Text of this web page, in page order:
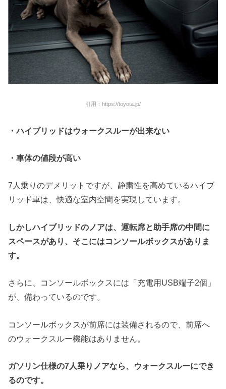
引用：https://toyota.jp/
・ハイブリッドはウォークスルーが出来ない
・車体の値段が高い
7人乗りのデメリットですが、静粛性を高めているハイブ
リッド車は、快適な室内空間を実現しています。
しかしハイブリッドのノアは、運転席と助手席の中間に
スペースがあり、そこにはコンソールボックスがありま
す。
さらに、コンソールボックスには「充電用USB端子2個」
が、備わっているのです。
コンソールボックスが前席には装備されるので、前席へ
のウォークスルー機能はありません。
ガソリン仕様の7人乗りノアなら、ウォークスルーにでき
るのです。